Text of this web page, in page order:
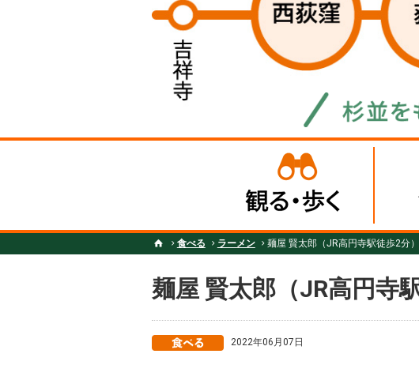
食べる ラーメン 麺屋 賢太郎（JR高円寺駅徒歩2分）
麺屋 賢太郎（JR高円寺
2022年06月07日